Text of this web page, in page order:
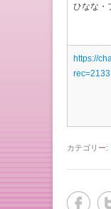
ひなな・
https://
rec=2133
カテゴリー: